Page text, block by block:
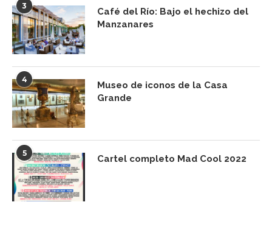
3
Café del Río: Bajo el hechizo del
Manzanares
4
Museo de iconos de la Casa
Grande
5
Cartel completo Mad Cool 2022